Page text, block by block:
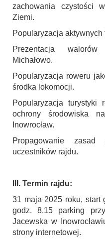
zachowania czystości
Ziemi.
Popularyzacja
Prezentacja walorów
Michałowo.
Popularyzacja roweru
środka lokomocji.
Popularyzacja turystyki
ochrony środowiska
Inowrocław.
Propagowanie zasad
uczestników rajdu.
III. Termin rajdu:
31 maja 2025 roku, start
godz. 8.15 parking
Jacewska w
strony internetowej.